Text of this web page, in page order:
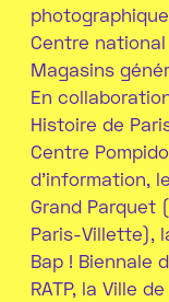
Centre
Magasins
En
Histoire de
Centre
d’information,
Grand Parquet
Paris-Villette),
Bap ! Biennale
RATP, la Ville